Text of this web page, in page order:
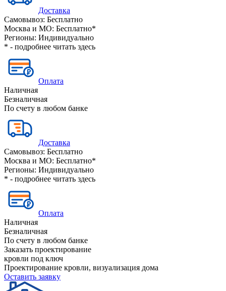
Доставка
Самовывоз: Бесплатно
Москва и МО: Бесплатно*
Регионы: Индивидуально
* - подробнее читать здесь
Оплата
Наличная
Безналичная
По счету в любом банке
Доставка
Самовывоз: Бесплатно
Москва и МО: Бесплатно*
Регионы: Индивидуально
* - подробнее читать здесь
Оплата
Наличная
Безналичная
По счету в любом банке
Заказать проектирование
кровли под ключ
Проектирование кровли, визуализация дома
Оставить заявку